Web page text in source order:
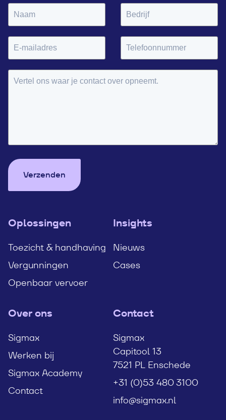
Verzenden
Oplossingen
Toezicht & handhaving
Vergunningen
Openbaar vervoer
Insights
Nieuws
Cases
Over ons
Sigmax
Werken bij
Sigmax Academy
Contact
Contact
Sigmax
Capitool 13
7521 PL Enschede
+31 (0)53 480 3100
info@sigmax.nl